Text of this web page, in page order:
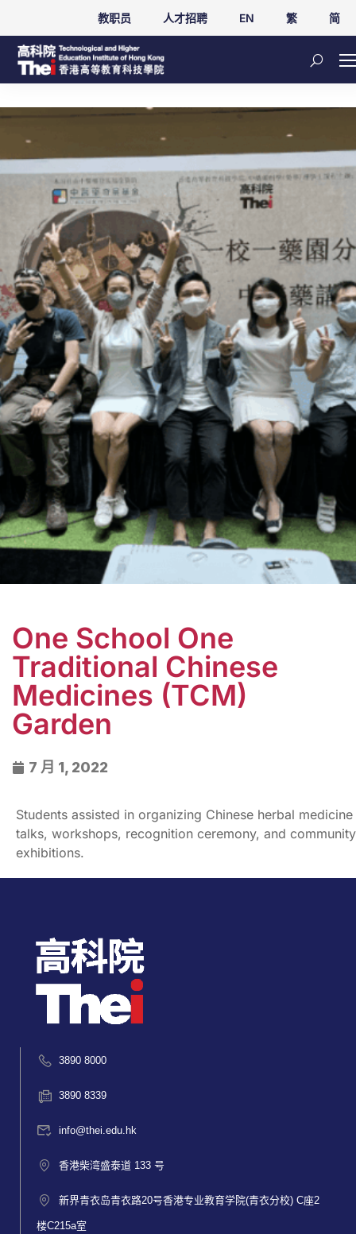
教职员 人才招聘 EN 繁 简
One School One
Traditional Chinese
Medicines (TCM)
Garden
7 月 1, 2022
Students assisted in organizing Chinese herbal medicine
talks, workshops, recognition ceremony, and community
exhibitions.
3890 8000
3890 8339
info@thei.edu.hk
香港柴湾盛泰道 133 号
新界青衣岛青衣路20号香港专业教育学院(青衣分校) C座2
楼C215a室